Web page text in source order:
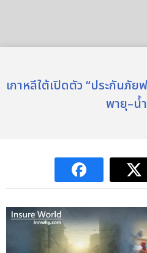
เกาหลีใต้เปิดตัว “ประกันภั
พายุ–น้